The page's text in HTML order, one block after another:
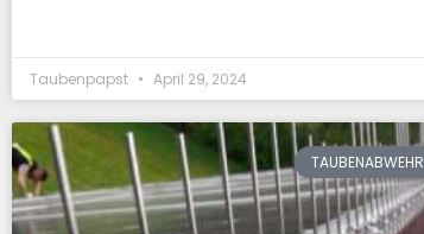
Taubenpapst April 29, 2024
TAUBENABWEHR